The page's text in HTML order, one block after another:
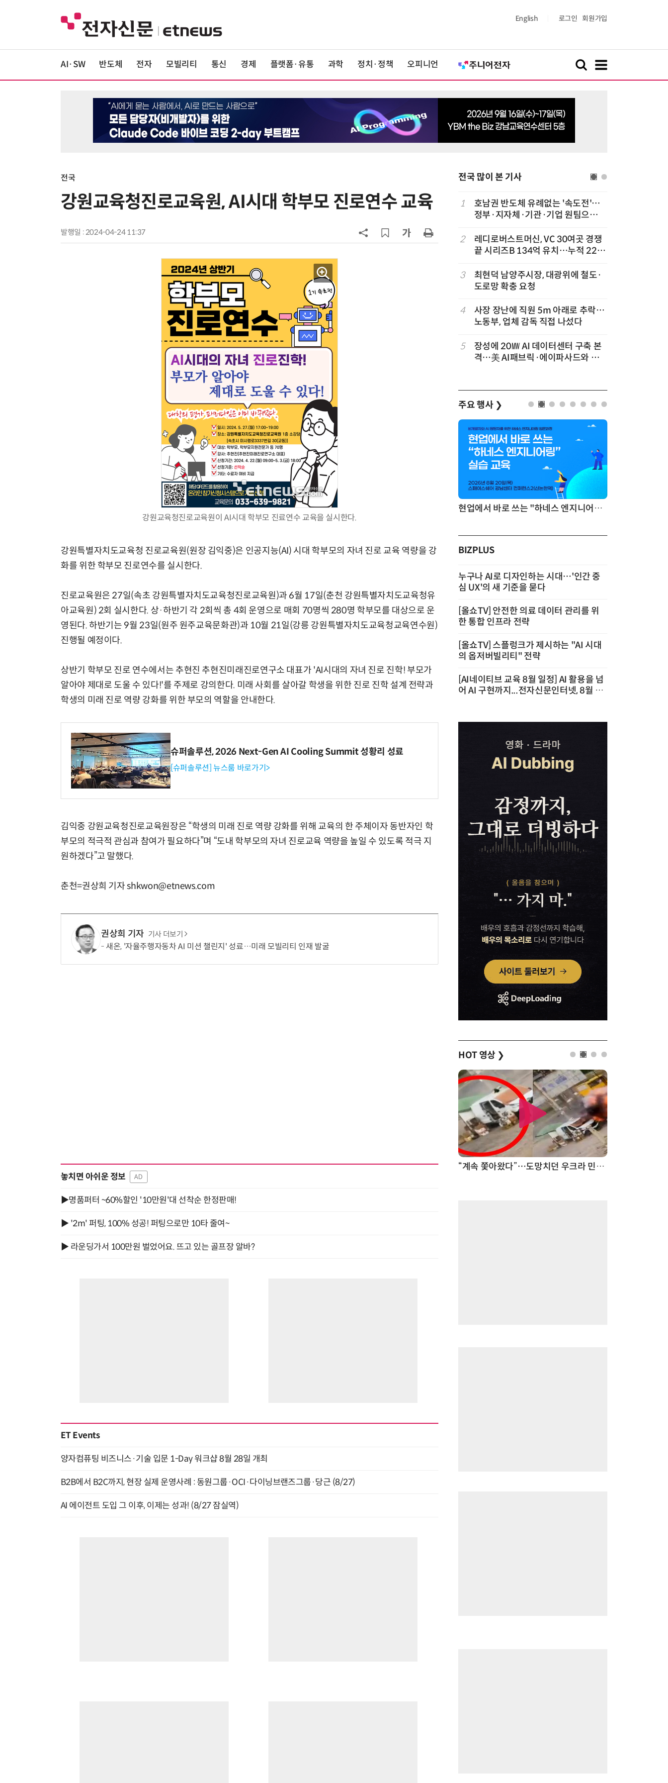
English 로그인 회원가입
AI·SW 반도체 전자 모빌리티 통신 경제 플랫폼·유통 과학 정치·정책 오피니언
전국
강원교육청진로교육원, AI시대 학부모 진로연수 교육
발행일 : 2024-04-24 11:37
강원교육청진로교육원이 AI시대 학부모 진료연수 교육을 실시한다.
강원특별자치도교육청 진로교육원(원장 김익중)은 인공지능(AI) 시대 학부모의 자녀 진로 교육 역량을 강
화를 위한 학부모 진로연수를 실시한다.
진로교육원은 27일(속초 강원특별자치도교육청진로교육원)과 6월 17일(춘천 강원특별자치도교육청유
아교육원) 2회 실시한다. 상·하반기 각 2회씩 총 4회 운영으로 매회 70명씩 280명 학부모를 대상으로 운
영된다. 하반기는 9월 23일(원주 원주교육문화관)과 10월 21일(강릉 강원특별자치도교육청교육연수원)
진행될 예정이다.
상반기 학부모 진로 연수에서는 추현진 추현진미래진로연구소 대표가 'AI시대의 자녀 진로 진학! 부모가
알아야 제대로 도울 수 있다!'를 주제로 강의한다. 미래 사회를 살아갈 학생을 위한 진로 진학 설계 전략과
학생의 미래 진로 역량 강화를 위한 부모의 역할을 안내한다.
슈퍼솔루션, 2026 Next-Gen AI Cooling Summit 성황리 성료
[슈퍼솔루션] 뉴스룸 바로가기>
김익중 강원교육청진로교육원장은 “학생의 미래 진로 역량 강화를 위해 교육의 한 주체이자 동반자인 학
부모의 적극적 관심과 참여가 필요하다”며 “도내 학부모의 자녀 진로교육 역량을 높일 수 있도록 적극 지
원하겠다”고 말했다.
춘천=권상희 기자 shkwon@etnews.com
권상희 기자 기사 더보기
새온, '자율주행자동차 AI 미션 챌린지' 성료…미래 모빌리티 인재 발굴
놓치면 아쉬운 정보 AD
▶명품퍼터 ~60%할인 '10만원'대 선착순 한정판매!
▶ '2m' 퍼팅, 100% 성공! 퍼팅으로만 10타 줄여~
▶ 라운딩가서 100만원 벌었어요. 뜨고 있는 골프장 알바?
ET Events
양자컴퓨팅 비즈니스·기술 입문 1-Day 워크샵 8월 28일 개최
B2B에서 B2C까지, 현장 실제 운영사례 : 동원그룹·OCI·다이닝브랜즈그룹·당근 (8/27)
AI 에이전트 도입 그 이후, 이제는 성과! (8/27 잠실역)
전국 많이 본 기사
6
전남광주시, '반도체 클러스터 지정'
KIST, 기존 반도체 공정으로 전기·
칩' 구현
[르포]아이들이 직접 첨단 전자현미
경 다루며 과학원리 체득...과학체험
제공 '주니어닥터' 현장
9
태풍 소멸 뒤 더 뜨거워진다…'재난
급 폭염' 장기화
10 전북 김제에 캐나다 첨단 배터리 기
1
호남권 반도체 유례없는 '속도전'…
정부·지자체·기관·기업 원팀으로
2
레디로버스트머신, VC 30여곳 경쟁
끝 시리즈B 134억 유치…누적 229
3
최현덕 남양주시장, 대광위에 철도·
도로망 확충 요청
4
사장 장난에 직원 5m 아래로 추락…
노동부, 업체 감독 직접 나섰다
5
장성에 20㎿ AI 데이터센터 구축 본
격…美 AI패브릭·에이파사드와 업
주요 행사 ❯
양자컴퓨팅 비즈니스·기술 입문 1-Day 워크샵 - 큐비트·양자 알고리듬·Qiskit 실습으로 이해하는 차세대 현업에서 바로 쓰는 "하네스 엔지니어링" 실습 교육
BIZPLUS
누구나 AI로 디자인하는 시대…'인간 중
심 UX'의 새 기준을 묻다
[올쇼TV] 안전한 의료 데이터 관리를 위
한 통합 인프라 전략
[올쇼TV] 스플렁크가 제시하는 "AI 시대
의 옵저버빌리티" 전략
[AI네이티브 교육 8월 일정] AI 활용을 넘
어 AI 구현까지...전자신문인터넷, 8월 실
HOT 영상 ❯
거미줄 쏘고 자동 회수까지…현실판 스파이더맨 웹 슈터 70년 만에 돌아온 시베리아호랑이…카자흐스탄 야생에 풀렸다 “계속 쫓아왔다”…도망치던 우크라 민간인 공격한 러 자폭 드론